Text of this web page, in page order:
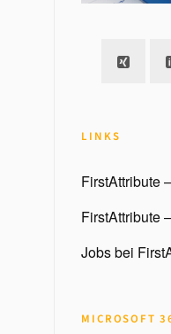
LINKS
FirstAttribute
FirstAttribute
Jobs bei
MICROSOFT